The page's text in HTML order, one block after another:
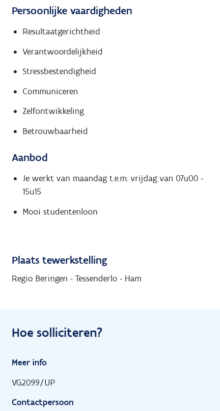
Persoonlijke vaardigheden
Resultaatgerichtheid
Verantwoordelijkheid
Stressbestendigheid
Communiceren
Zelfontwikkeling
Betrouwbaarheid
Aanbod
Je werkt van maandag t.e.m. vrijdag van 07u00 -
15u15
Mooi studentenloon
Plaats tewerkstelling
Regio Beringen - Tessenderlo - Ham
Hoe solliciteren?
Meer info
VG2099/UP
Contactpersoon